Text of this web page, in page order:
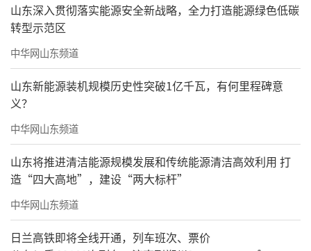
山东深入贯彻落实能源安全新战略，全力打造能源绿色低碳
转型示范区
中华网山东频道
山东新能源装机规模历史性突破1亿千瓦，有何里程碑意
义？
中华网山东频道
山东将推进清洁能源规模发展和传统能源清洁高效利用 打
造“四大高地”，建设“两大标杆”
中华网山东频道
日兰高铁即将全线开通，列车班次、票价